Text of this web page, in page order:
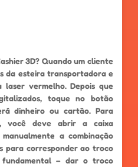
3D? Quando um cliente
da esteira transportadora e
vermelho. Depois que
toque no botão
dinheiro ou cartão. Para
você deve abrir a caixa
a combinação
para corresponder ao troco
fundamental – dar o troco